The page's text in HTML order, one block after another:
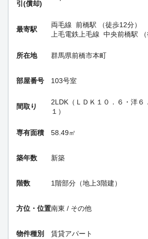
引(償却)
最寄駅
両毛線 前橋駅 （徒歩12分）
上毛電鉄上毛線 中央前橋駅
所在地 群馬県前橋市本町
部屋番号 103号室
間取り
2LDK（ＬＤＫ１０．６・洋６
１）
専有面積 58.49㎡
築年数 新築
階数 1階部分（地上3階建）
方位・位置南東 / その他
物件種別 賃貸アパート